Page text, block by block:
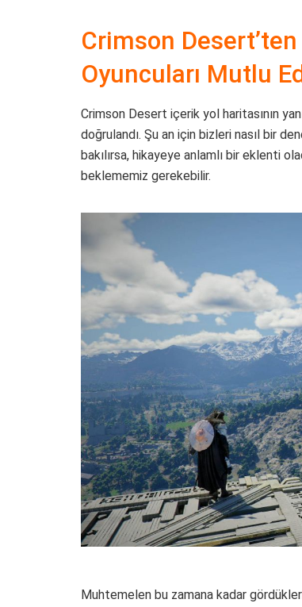
Crimson
Oyuncuları Mutlu
Crimson Desert içerik yol haritasının
doğrulandı. Şu an için bizleri nasıl bir
bakılırsa, hikayeye anlamlı bir eklenti
beklememiz gerekebilir.
Muhtemelen bu zamana kadar